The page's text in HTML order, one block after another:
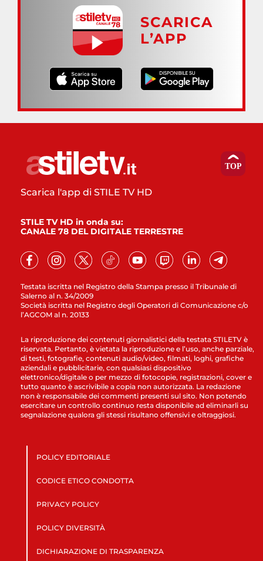
SCARICA
L’APP
Testata iscritta nel Registro della Stampa presso il Tribunale di
Salerno al n. 34/2009
Società iscritta nel Registro degli Operatori di Comunicazione c/o
l’AGCOM al n. 20133
Scarica l'app di STILE TV HD
STILE TV HD in onda su:
CANALE 78 DEL DIGITALE TERRESTRE
La riproduzione dei contenuti giornalistici della testata STILETV è
riservata. Pertanto, è vietata la riproduzione e l’uso, anche parziale,
di testi, fotografie, contenuti audio/video, filmati, loghi, grafiche
aziendali e pubblicitarie, con qualsiasi dispositivo
elettronico/digitale o per mezzo di fotocopie, registrazioni, cover e
tutto quanto è ascrivibile a copia non autorizzata. La redazione
non è responsabile dei commenti presenti sul sito. Non potendo
esercitare un controllo continuo resta disponibile ad eliminarli su
segnalazione qualora gli stessi risultano offensivi e oltraggiosi.
POLICY EDITORIALE
CODICE ETICO CONDOTTA
PRIVACY POLICY
POLICY DIVERSITÀ
DICHIARAZIONE DI TRASPARENZA